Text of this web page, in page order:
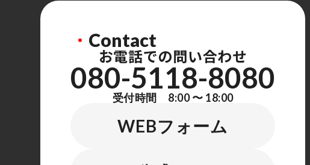
・ Contact
お電話での問い合わせ
080-5118-8080
受付時間 8:00 〜 18:00
WEBフォーム